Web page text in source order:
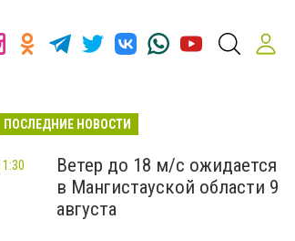
ПОСЛЕДНИЕ НОВОСТИ
Ветер до 18 м/с ожидается
в Мангистауской области 9
августа